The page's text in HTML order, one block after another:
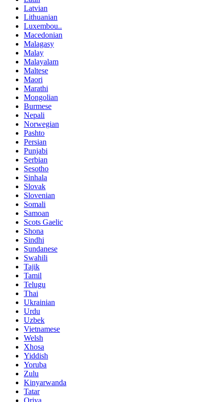
Latvian
Lithuanian
Luxembou..
Macedonian
Malagasy
Malay
Malayalam
Maltese
Maori
Marathi
Mongolian
Burmese
Nepali
Norwegian
Pashto
Persian
Punjabi
Serbian
Sesotho
Sinhala
Slovak
Slovenian
Somali
Samoan
Scots Gaelic
Shona
Sindhi
Sundanese
Swahili
Tajik
Tamil
Telugu
Thai
Ukrainian
Urdu
Uzbek
Vietnamese
Welsh
Xhosa
Yiddish
Yoruba
Zulu
Kinyarwanda
Tatar
Oriya